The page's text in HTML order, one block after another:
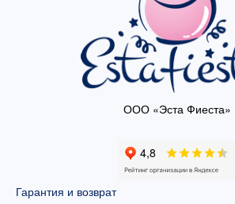
ООО «Эста Фиеста»
Гарантия и возврат